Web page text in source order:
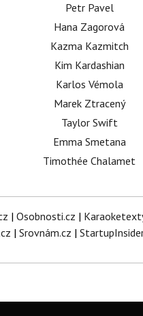
Petr Pavel
Hana Zagorová
Kazma Kazmitch
Kim Kardashian
Karlos Vémola
Marek Ztracený
Taylor Swift
Emma Smetana
Timothée Chalamet
| Osobnosti.cz |
| Srovnám.cz |